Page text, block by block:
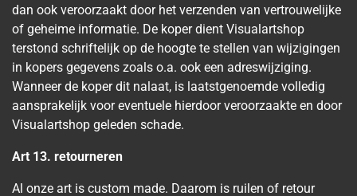
dan ook veroorzaakt door het verzenden van vertrouwelijke
of geheime informatie. De koper dient Visualartshop
terstond schriftelijk op de hoogte te stellen van wijzigingen
in kopers gegevens zoals o.a. ook een adreswijziging.
Wanneer de koper dit nalaat, is laatstgenoemde volledig
aansprakelijk voor eventuele hierdoor veroorzaakte en door
Visualartshop geleden schade.
Art 13. retourneren
Al onze art is custom made. Daarom is ruilen of retour